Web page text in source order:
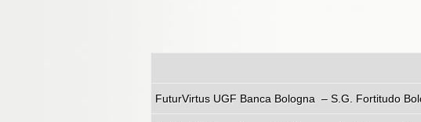
FuturVirtus UGF Banca Bologna –